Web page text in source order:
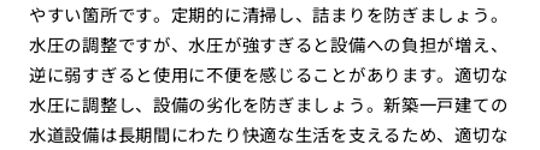
やすい箇所です。定期的に清掃し、詰まりを防ぎましょう。
水圧の調整ですが、水圧が強すぎると設備への負担が増え、
逆に弱すぎると使用に不便を感じることがあります。適切な
水圧に調整し、設備の劣化を防ぎましょう。新築一戸建ての
水道設備は長期間にわたり快適な生活を支えるため、適切な